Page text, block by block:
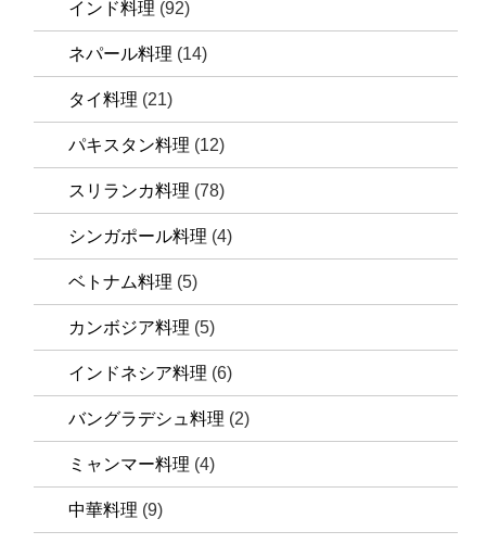
インド料理 (92)
ネパール料理 (14)
タイ料理 (21)
パキスタン料理 (12)
スリランカ料理 (78)
シンガポール料理 (4)
ベトナム料理 (5)
カンボジア料理 (5)
インドネシア料理 (6)
バングラデシュ料理 (2)
ミャンマー料理 (4)
中華料理 (9)